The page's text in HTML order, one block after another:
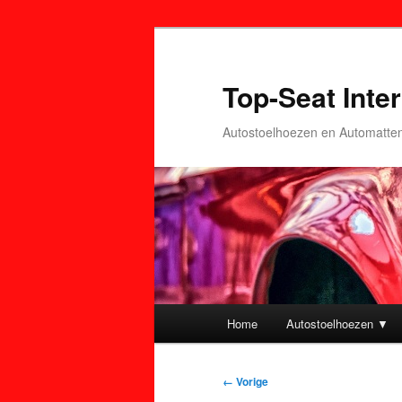
Top-Seat
Autostoelhoezen en
Spring
Spring
Home Autostoelhoezen ▼
Afbeeldingsnavigatie
← Vorige